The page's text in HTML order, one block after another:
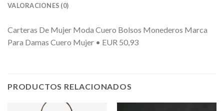
VALORACIONES (0)
Carteras De Mujer Moda Cuero Bolsos Monederos Marca
Para Damas Cuero Mujer • EUR 50,93
PRODUCTOS RELACIONADOS